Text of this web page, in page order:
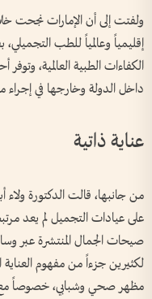
ولفتت إلى أن الإمارات نجحت
إقليمياً وعالمياً للطب
الكفاءات الطبية العالمية،
داخل الدولة وخارجها في إجراء
عناية ذاتية
من جانبها، قالت الدكتورة ولاء
على عيادات التجميل لم يعد
صيحات الجمال المنتشرة عبر
لكثيرين جزءاً من مفهوم العناية
مظهر صحي وشبابي، خصوصاً مع